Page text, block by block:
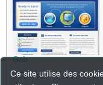
Gab
C'est un très beau PTC
Ce site utilise des